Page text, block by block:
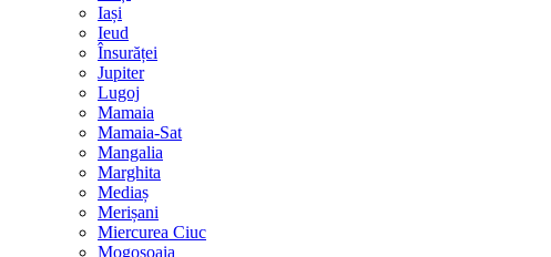
Iași
Ieud
Însurăței
Jupiter
Lugoj
Mamaia
Mamaia-Sat
Mangalia
Marghita
Mediaș
Merișani
Miercurea Ciuc
Mogoșoaia